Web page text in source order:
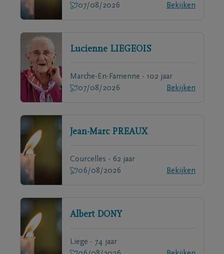
07/08/2026
Bekijken
Lucienne LIEGEOIS
Marche-En-Famenne - 102 jaar
07/08/2026
Bekijken
Jean-Marc PREAUX
Courcelles - 62 jaar
06/08/2026
Bekijken
Albert DONY
Liege - 74 jaar